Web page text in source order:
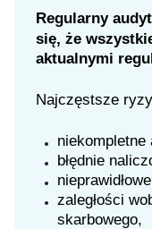
Regularny audyt
się, że
aktualnymi
Najczęstsze
niekompletne
błędnie
zaległości
skarbowego,